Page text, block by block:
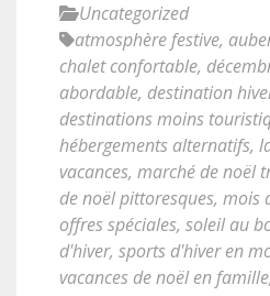
Uncategorized
atmosphère festive,
chalet confortable,
abordable, destination
destinations moins
hébergements alternatifs,
vacances, marché de noël
de noël pittoresques, mois
offres spéciales, soleil au
d'hiver, sports d'hiver en
vacances de noël en famille,